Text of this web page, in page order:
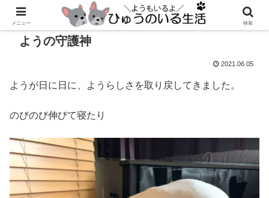
ようの守護神
2021.06.05
ようが日に日に、ようらしさを取り戻してきました。
のびのび伸びて寝たり
メニュー 検索